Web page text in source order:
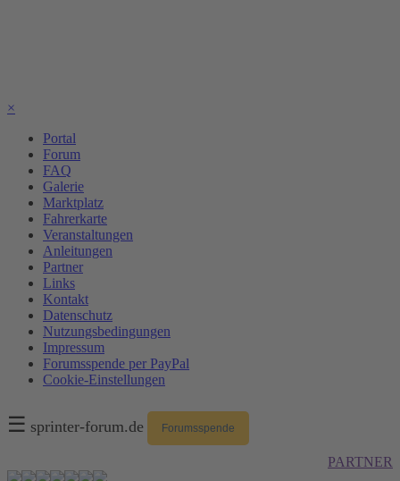
×
Portal
Forum
FAQ
Galerie
Marktplatz
Fahrerkarte
Veranstaltungen
Anleitungen
Partner
Links
Kontakt
Datenschutz
Nutzungsbedingungen
Impressum
Forumsspende per PayPal
Cookie-Einstellungen
☰ sprinter-forum.de Forumsspende
PARTNER